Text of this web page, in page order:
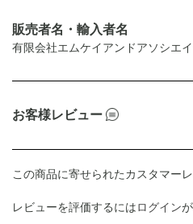
販売者名・輸入者名
有限会社エムケイアンドアソシエ
お客様レビュー
この商品に寄せられたカスタマー
レビューを評価するにはログイン